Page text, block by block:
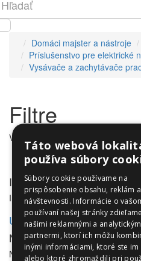
Domáci majster a nástroje
Príslušenstvo pre elektrické
Vysávače a zachytávače
Filtre
V tejto kategórii nie sú žiadne
Informácie
Informácie
Utleurope.com
NewsLetter
NewsLetter
Táto webová
používa súbory
Súbory cookie používame na
prispôsobenie obsahu, reklám
návštevnosti. Informácie o
používaní našej stránky
našimi reklamnými a
partnermi, ktorí ich môžu
inými informáciami, ktoré ste im
alebo ktoré zhromaždili pri